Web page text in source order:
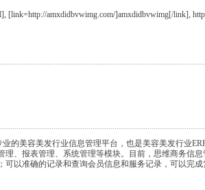
[link=http://amxdidbvwimg.com/]amxdidbvwimg[/link],
业的美容美发行业信息管理平台，也是美容美发行业
理、报表管理、系统管理等模块。目前，思维商务信
可以准确的记录和查询会员信息和服务记录，可以完